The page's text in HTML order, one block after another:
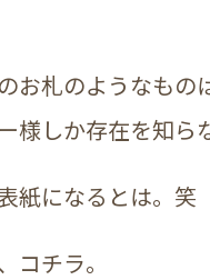
お札のようなもの
様しか存在を知ら
紙になるとは。笑
コチラ。